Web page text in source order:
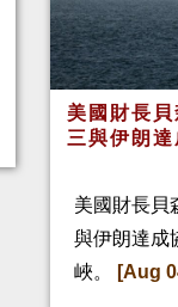
美國財長
三與伊朗
美國財長貝
與伊朗達成
峽。
[Aug